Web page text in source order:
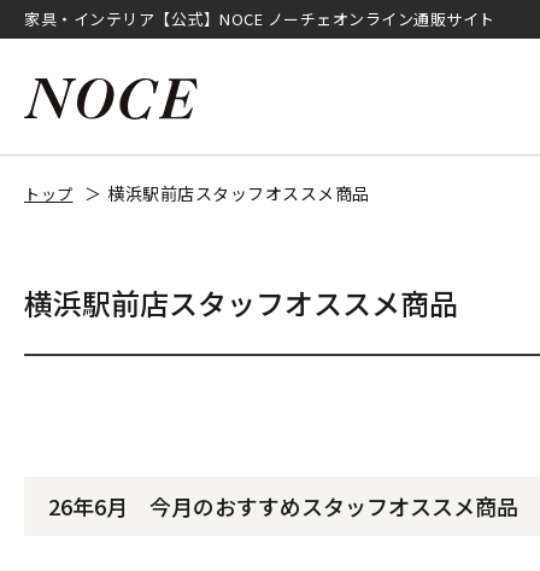
家具・インテリア【公式】NOCE ノーチェオンライン通販サイト
トップ 横浜駅前店スタッフオススメ商品
横浜駅前店スタッフオススメ商品
26年6月 今月のおすすめスタッフオススメ商品